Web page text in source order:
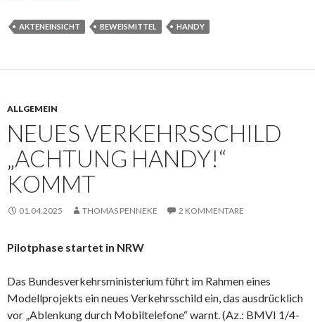
AKTENEINSICHT BEWEISMITTEL HANDY
ALLGEMEIN
NEUES VERKEHRSSCHILD
„ACHTUNG HANDY!“
KOMMT
01.04.2025 THOMAS PENNEKE 2 KOMMENTARE
Pilotphase startet in NRW
Das Bundesverkehrsministerium führt im Rahmen eines
Modellprojekts ein neues Verkehrsschild ein, das ausdrücklich
vor „Ablenkung durch Mobiltelefone“ warnt. (Az.: BMVI 1/4-